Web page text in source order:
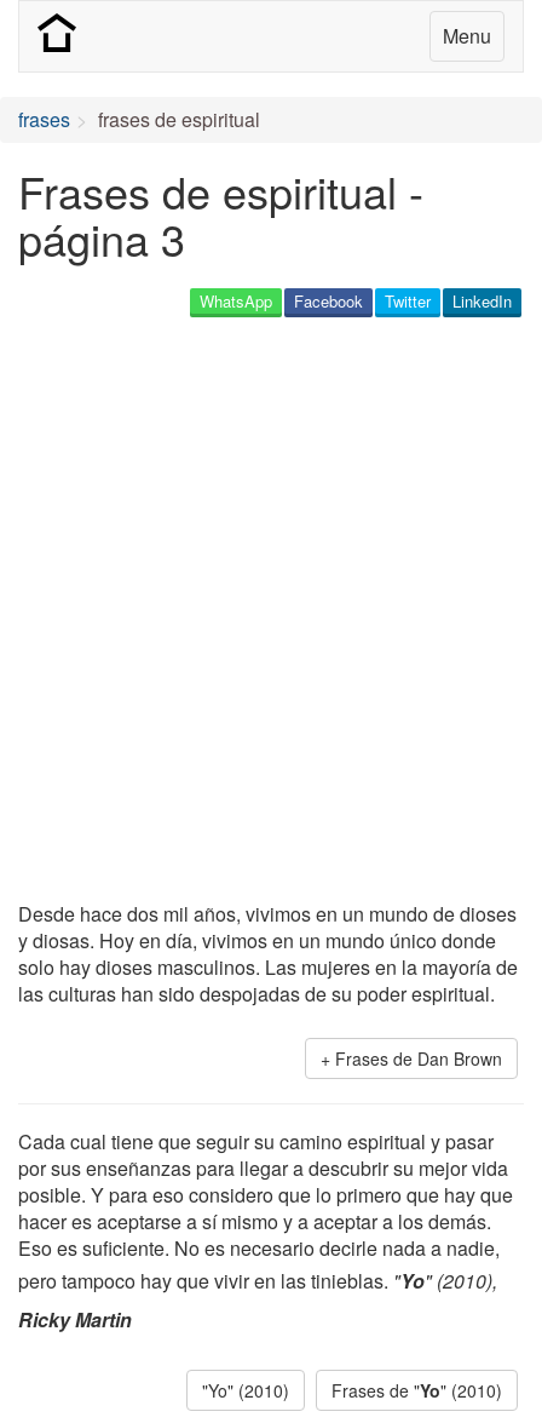
Menu
frases frases de espiritual
Frases de espiritual -
página 3
LinkedIn
Twitter
Facebook
WhatsApp
Desde hace dos mil años, vivimos en un mundo de dioses
y diosas. Hoy en día, vivimos en un mundo único donde
solo hay dioses masculinos. Las mujeres en la mayoría de
las culturas han sido despojadas de su poder espiritual.
Frases de Dan Brown
Cada cual tiene que seguir su camino espiritual y pasar
por sus enseñanzas para llegar a descubrir su mejor vida
posible. Y para eso considero que lo primero que hay que
hacer es aceptarse a sí mismo y a aceptar a los demás.
Eso es suficiente. No es necesario decirle nada a nadie,
pero tampoco hay que vivir en las tinieblas. "Yo" (2010),
Ricky Martin
"Yo" (2010) Frases de "Yo" (2010)